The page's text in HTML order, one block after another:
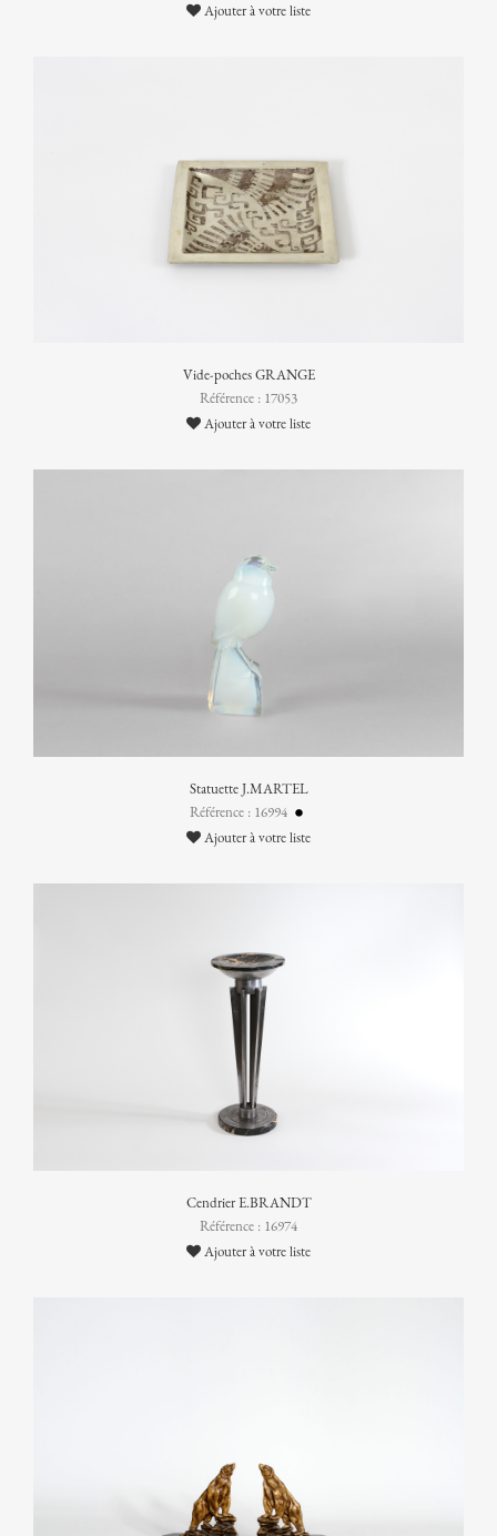
Ajouter à votre liste
Vide-poches GRANGE
Référence : 17053
Ajouter à votre liste
Statuette J.MARTEL
Référence : 16994
Ajouter à votre liste
Cendrier E.BRANDT
Référence : 16974
Ajouter à votre liste